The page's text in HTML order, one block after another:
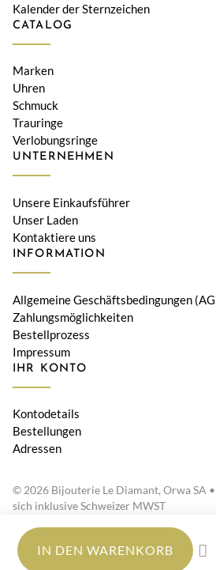
IN DEN WARENKORB
Kalender der Sternzeichen
CATALOG
Marken
Uhren
Schmuck
Trauringe
Verlobungsringe
UNTERNEHMEN
Unsere Einkaufsführer
Unser Laden
Kontaktiere uns
INFORMATION
Allgemeine Geschäftsbedingungen
Zahlungsmöglichkeiten
Bestellprozess
Impressum
IHR KONTO
Kontodetails
Bestellungen
Adressen
© 2026 Bijouterie Le Diamant, Orwa SA
sich inklusive Schweizer MWST